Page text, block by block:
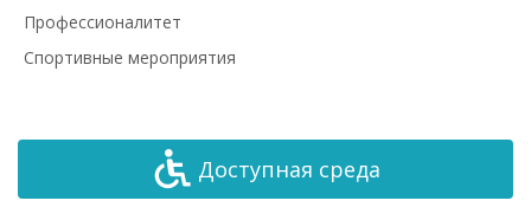
Профессионалитет
Спортивные мероприятия
Доступная среда